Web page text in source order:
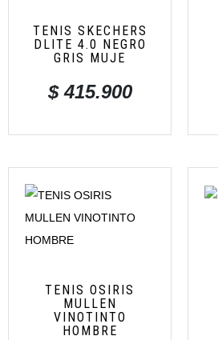
TENIS SKECHERS
DLITE 4.0 NEGRO
GRIS MUJE
$415.900
TENIS OSIRIS
MULLEN
VINOTINTO
HOMBRE